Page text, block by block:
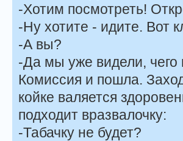
-Хотим посмотреть!
-Ну хотите - идите. Вот
-А вы?
-Да мы уже видели, чего
Комиссия и пошла.
койке валяется
подходит вразвалочку:
-Табачку не будет?